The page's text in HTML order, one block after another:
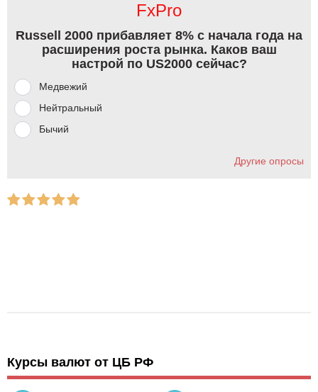
FxPro
Russell 2000 прибавляет 8% с начала года на
расширения роста рынка. Каков ваш
настрой по US2000 сейчас?
Медвежий
Нейтральный
Бычий
Другие опросы
Курсы валют от ЦБ РФ